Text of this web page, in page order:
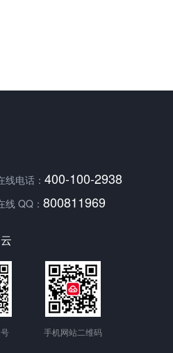
线电话： 400-100-2938
线 QQ： 800811969
手机网站二维码